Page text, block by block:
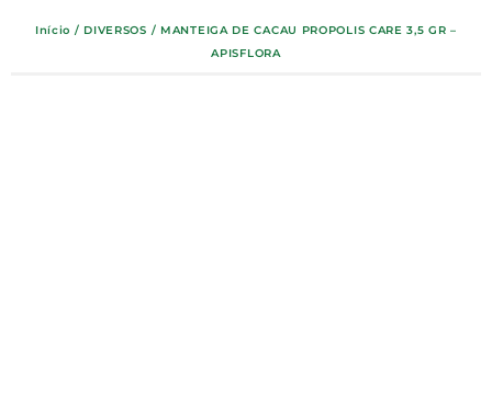
Início / DIVERSOS / MANTEIGA DE CACAU PROPOLIS CARE 3,5 GR –
APISFLORA